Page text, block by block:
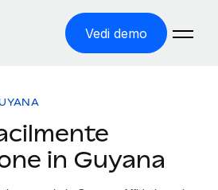
Vedi demo
in Guyana